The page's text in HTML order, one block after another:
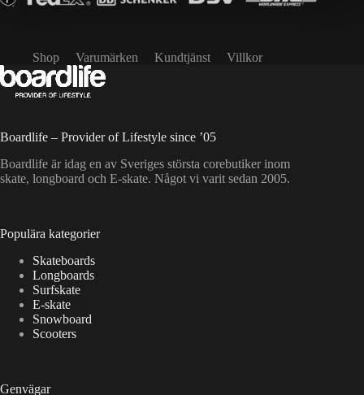
Shop Varumärken Kundtjänst Villkor
Boardlife – Provider of Lifestyle since ’05
Boardlife är idag en av Sveriges största corebutiker inom
skate, longboard och E-skate. Något vi varit sedan 2005.
Populära kategorier
Skateboards
Longboards
Surfskate
E-skate
Snowboard
Scooters
Genvägar